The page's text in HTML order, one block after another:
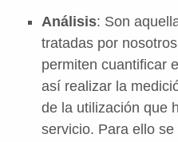
Análisis: Son
tratadas por
permiten cuantificar
así realizar la
de la utilización que
servicio. Para ello